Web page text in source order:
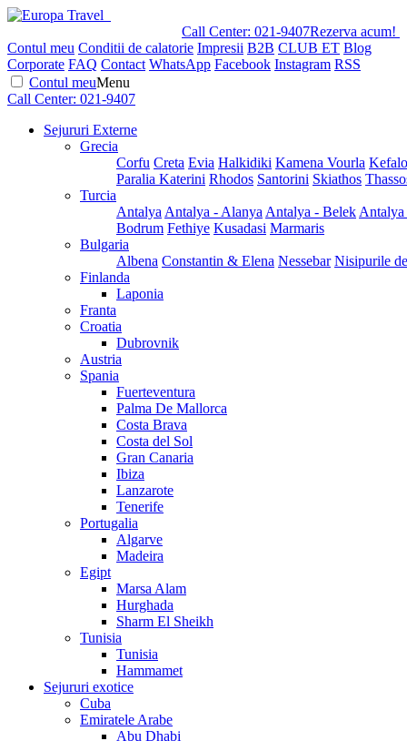
Call Center: 021-9407Rezerva acum!
Contul meu Conditii de calatorie Impresii B2B CLUB ET Blog
Corporate FAQ Contact WhatsApp Facebook Instagram RSS
Contul meuMenu
Call Center: 021-9407
Sejururi Externe
Grecia
Corfu Creta Evia Halkidiki Kamena Vourla
Paralia Katerini Rhodos Santorini Skiathos
Turcia
Antalya Antalya - Alanya Antalya - Belek
Bodrum Fethiye Kusadasi Marmaris
Bulgaria
Albena Constantin & Elena Nessebar Nisipurile
Finlanda
Laponia
Franta
Croatia
Dubrovnik
Austria
Spania
Fuerteventura
Palma De Mallorca
Costa Brava
Costa del Sol
Gran Canaria
Ibiza
Lanzarote
Tenerife
Portugalia
Algarve
Madeira
Egipt
Marsa Alam
Hurghada
Sharm El Sheikh
Tunisia
Tunisia
Hammamet
Sejururi exotice
Cuba
Emiratele Arabe
Abu Dhabi